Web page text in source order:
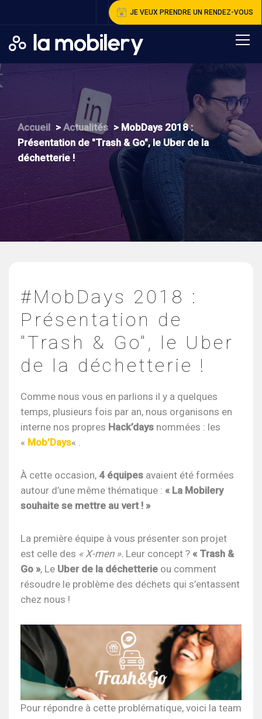
JE VEUX PRENDRE UN RENDEZ-VOUS
Accueil > Actualités > MobDays 2018 :
Présentation de "Trash & Go", le Uber de la
déchetterie !
#MobDays 2018 :
Présentation de
"Trash & Go", le Uber
de la déchetterie !
Comme nous vous en parlions il y a quelques
temps, plusieurs fois par an, nous organisons en
interne nos propres Hack’days nommées : les
« Mob’Days« .
À cette occasion, 4 équipes avaient été formées
autour d’une même thématique : « La Mobilery
souhaite se mettre au vert ! »
La première équipe à vous présenter son projet
est celle des « X-men ». Leur concept ? « Trash &
Go », Le Uber de la déchetterie ou comment
résoudre le problème des déchets qui s’entassent
chez nous !
Pour répondre à cette problématique, voici la team